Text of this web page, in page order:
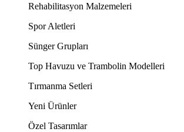
Rehabilitasyon Malzemeleri
Spor Aletleri
Sünger Grupları
Top Havuzu ve Trambolin Modelleri
Tırmanma Setleri
Yeni Ürünler
Özel Tasarımlar